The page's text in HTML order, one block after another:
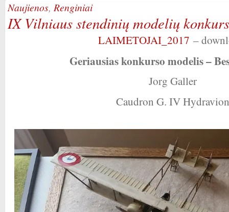
Naujienos, Renginiai
IX Vilniaus stendinių modelių
LAIMETOJAI_2017 –
Geriausias konkurso modelis –
Jorg Galler
Caudron G. IV